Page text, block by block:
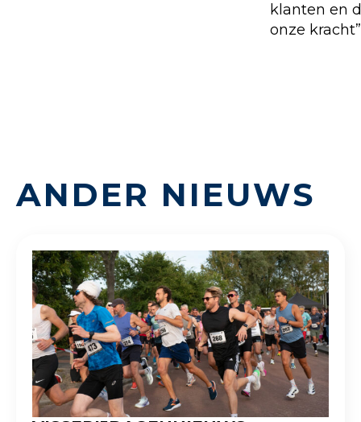
klanten en
onze
ANDER NIEUWS